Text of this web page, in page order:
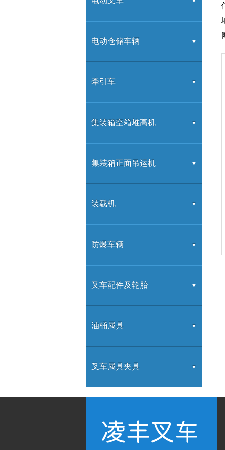
K系列
H2000系列
H3系列
G系列
高频充电机
G系列充电机
H系列
电动仓储车辆
交流前移动式蓄电池叉车
交流蓄电池托盘堆垛车
蓄电池托盘搬运车
牵引车
电动牵引车
电动搬运车
合力拖车产品
内燃牵引车
集装箱空箱堆高机
2-8层堆高机
集装箱正面吊运机
正面吊
装载机
装载机
防爆车辆
防爆叉车
叉车配件及轮胎
叉车配件
油桶属具
叉车属具
叉车属具夹具